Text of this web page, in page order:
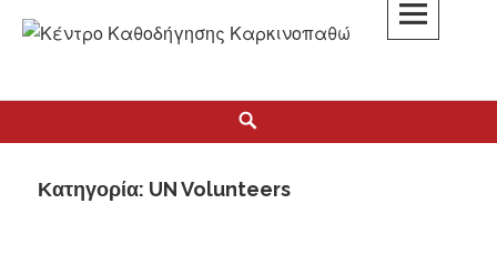
Κατηγορία: UN Volunteers